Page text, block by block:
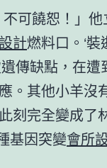
可饒恕！」
計燃料口。‘裝
傳缺點，在
其他小羊沒
刻完全變成了
基因突變會所